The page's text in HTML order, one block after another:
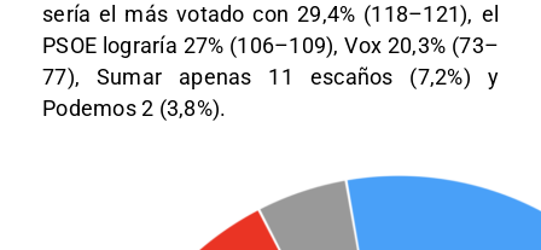
sería el más votado con 29,4% (118–121), el
PSOE lograría 27% (106–109), Vox 20,3% (73–
77), Sumar apenas 11 escaños (7,2%) y
Podemos 2 (3,8%).